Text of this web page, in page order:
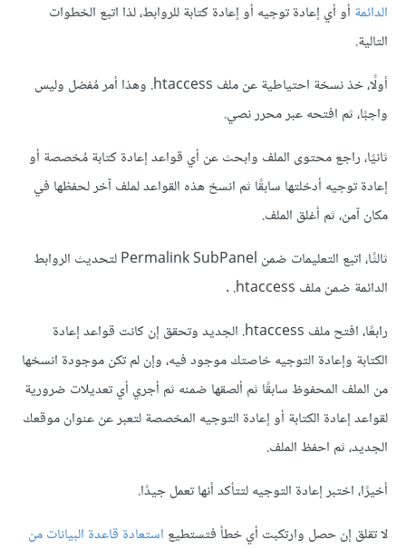
الدائمة أو أي إعادة توجيه أو إعادة كتابة للروابط، لذا اتبع الخطوات
التالية.
أولًا، خذ نسخة احتياطية عن ملف ‎.htaccess وهذا أمر مُفضل وليس
واجبًا، ثم افتحه عبر محرر نصي.
ثانيًا، راجع محتوى الملف وابحث عن أي قواعد إعادة كتابة مُخصصة أو
إعادة توجيه أدخلتها سابقًا ثم انسخ هذه القواعد لملف آخر لحفظها في
مكان آمن، ثم أغلق الملف.
ثالثًا، اتبع التعليمات ضمن Permalink SubPanel لتحديث الروابط
الدائمة ضمن ملف ‎ .htaccess.
رابعًا، افتح ملف ‎.htaccess الجديد وتحقق إن كانت قواعد إعادة
الكتابة وإعادة التوجيه خاصتك موجود فيه، وإن لم تكن موجودة انسخها
من الملف المحفوظ سابقًا ثم ألصقها ضمنه ثم أجري أي تعديلات ضرورية
لقواعد إعادة الكتابة أو إعادة التوجيه المخصصة لتعبر عن عنوان موقعك
الجديد، ثم احفظ الملف.
أخيرًا، اختبر إعادة التوجيه لتتأكد أنها تعمل جيدًا.
لا تقلق إن حصل وارتكبت أي خطأ فتستطيع استعادة قاعدة البيانات من